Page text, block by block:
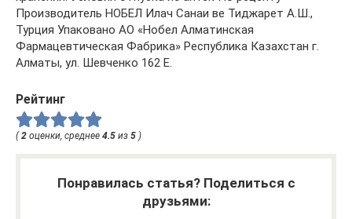
Рейтинг
( 2 оценки, среднее 4.5 из 5 )
Понравилась статья? Поделиться с
друзьями: